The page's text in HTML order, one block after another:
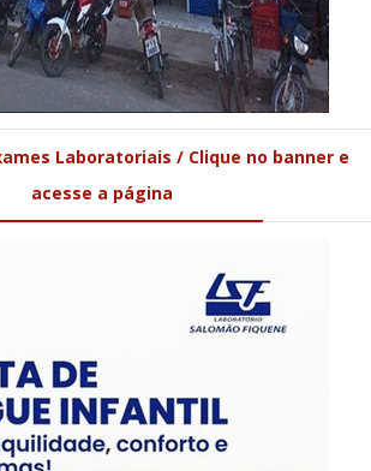
Laboratoriais / Clique no banner e
acesse a página